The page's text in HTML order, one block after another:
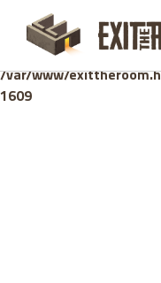
Warning:
doesn't match number of
/var/www/
1609